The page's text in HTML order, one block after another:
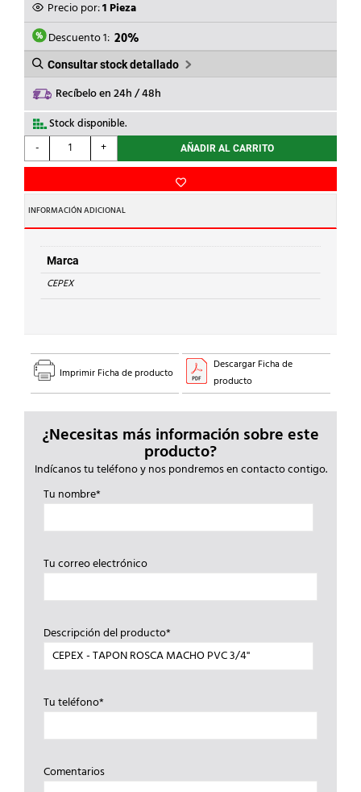
ORIGINAL
ERA:
1,00€.
ACTUAL
ES:
0,80€.
Precio por:1 Pieza
Descuento 1: 20%
Consultar stock detallado
Recíbelo en 24h / 48h
Stock disponible.
-
CEPEX
-
ROSCA
MACHO
PVC
3/4''
cantidad
+ AÑADIR AL CARRITO
INFORMACIÓN ADICIONAL
Marca
CEPEX
Imprimir Ficha de producto
Descargar Ficha de
producto
¿Necesitas más información sobre este
producto?
Indícanos tu teléfono y nos pondremos en contacto contigo.
Tu nombre*
Tu correo electrónico
Descripción del producto*
Tu teléfono*
Comentarios